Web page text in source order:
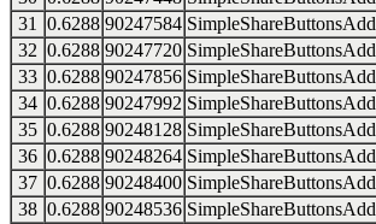
31
0.6288 90247584
32 0.6288 90247720
33 0.6288 90247856
34 0.6288 90247992
35 0.6288 90248128
36 0.6288 90248264
37 0.6288 90248400
38 0.6288 90248536